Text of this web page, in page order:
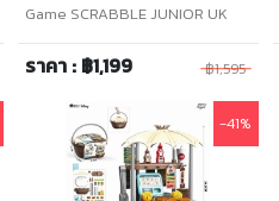
Game SCRABBLE JUNIOR UK
ราคา : ฿1,199 ฿1,595
-41%